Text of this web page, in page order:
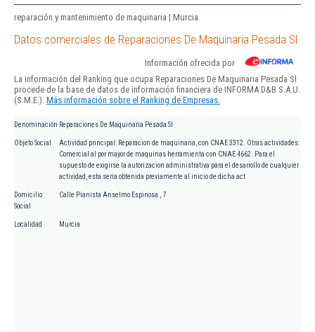
reparación y mantenimiento de maquinaria | Murcia
Datos comerciales de Reparaciones De Maquinaria Pesada Sl
Información ofrecida por
La información del Ranking que ocupa Reparaciones De Maquinaria Pesada Sl
procede de la base de datos de información financiera de INFORMA D&B S.A.U.
(S.M.E.). Más información sobre el Ranking de Empresas.
Denominación Reparaciones De Maquinaria Pesada Sl
Objeto Social
Actividad principal: Reparacion de maquinaria, con CNAE 3312. Otras actividades:
Comercial al por mayor de maquinas herramienta con CNAE 4662. Para el
supuesto de exigirse la autorizacion administrativa para el desarrollo de cualquier
actividad, esta seria obtenida previamente al inicio de dicha act
Domicilio
Social
Calle Pianista Anselmo Espinosa , 7
Localidad Murcia